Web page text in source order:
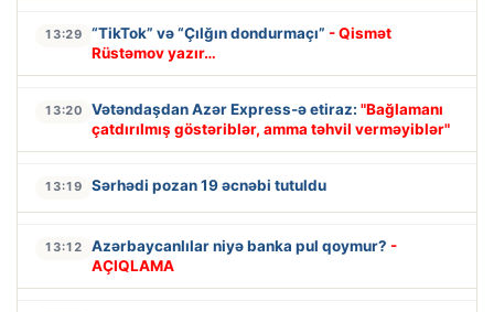
13:29 “TikTok” və “Çılğın dondurmaçı” - Qismət
Rüstəmov yazır…
13:20 Vətəndaşdan Azər Express-ə etiraz: "Bağlamanı
çatdırılmış göstəriblər, amma təhvil verməyiblər"
13:19 Sərhədi pozan 19 əcnəbi tutuldu
13:12 Azərbaycanlılar niyə banka pul qoymur? -
AÇIQLAMA